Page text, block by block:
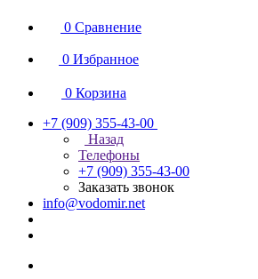
0 Сравнение
0 Избранное
0 Корзина
+7 (909) 355-43-00
Назад
Телефоны
+7 (909) 355-43-00
Заказать звонок
info@vodomir.net